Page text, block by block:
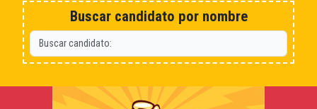
Buscar candidato por nombre